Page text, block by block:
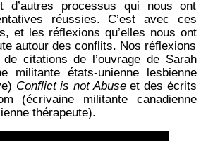
d’autres processus qui nous ont
réussies. C’est avec ces
et les réflexions qu’elles nous ont
autour des conflits. Nos réflexions
citations de l’ouvrage de Sarah
militante états-unienne lesbienne
Conflict is not Abuseet des écrits
(écrivaine militante canadienne
thérapeute).